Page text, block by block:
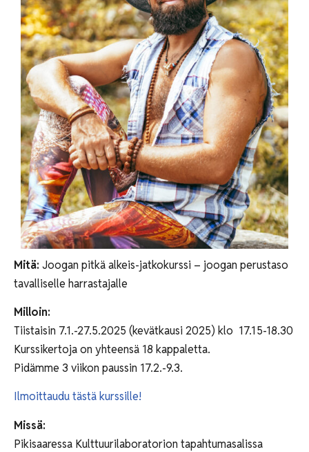
Mitä: Joogan pitkä alkeis-jatkokurssi – joogan perustaso
tavalliselle harrastajalle
Milloin:
Tiistaisin 7.1.-27.5.2025 (kevätkausi 2025) klo 17.15-18.30
Kurssikertoja on yhteensä 18 kappaletta.
Pidämme 3 viikon paussin 17.2.-9.3.
Ilmoittaudu tästä kurssille!
Missä:
Pikisaaressa Kulttuurilaboratorion tapahtumasalissa